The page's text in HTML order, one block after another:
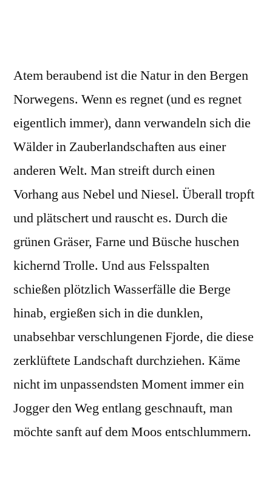
Atem beraubend ist die Natur in den Bergen
Norwegens. Wenn es regnet (und es regnet
eigentlich immer), dann verwandeln sich die
Wälder in Zauberlandschaften aus einer
anderen Welt. Man streift durch einen
Vorhang aus Nebel und Niesel. Überall tropft
und plätschert und rauscht es. Durch die
grünen Gräser, Farne und Büsche huschen
kichernd Trolle. Und aus Felsspalten
schießen plötzlich Wasserfälle die Berge
hinab, ergießen sich in die dunklen,
unabsehbar verschlungenen Fjorde, die diese
zerklüftete Landschaft durchziehen. Käme
nicht im unpassendsten Moment immer ein
Jogger den Weg entlang geschnauft, man
möchte sanft auf dem Moos entschlummern.